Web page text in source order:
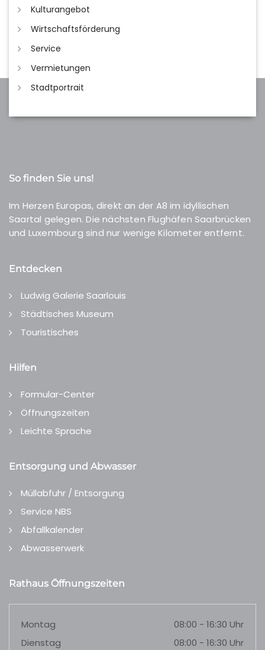
Kulturangebot
Wirtschaftsförderung
Service
Vermietungen
Stadtportrait
So finden Sie uns!
Im Herzen Europas, direkt an der A8 im idyllischen
Saartal gelegen. Die nächsten Flughäfen Saarbrücken
und Luxembourg sind nur wenige Kilometer entfernt.
Entdecken
Ludwig Galerie Saarlouis
Städtisches Museum
Touristisches
Hilfen
Formular-Center
Öffnungszeiten
Leichte Sprache
Entsorgung und Abwasser
Müllabfuhr / Entsorgung
Service NBS
Abfallkalender
Abwasserwerk
Rathaus Öffnungszeiten
Montag
08:00 - 16:30 Uhr
Dienstag
08:00 - 16:30 Uhr